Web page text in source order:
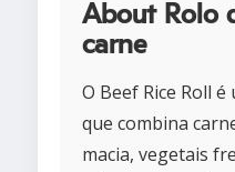
About Rolo
carne
O Beef Rice Roll
que combina
macia, vegetais